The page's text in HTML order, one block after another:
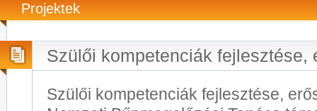
Projektek
Szülői kompetenciák fejlesztése,
Szülői kompetenciák fejlesztése,